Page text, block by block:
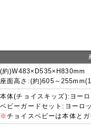
(約)W483×D535×H830mm
座面高さ:(約)605～
本体(チョイスキッズ):ヨー
ベビーガードセット:ヨーロ
※チョイスベビーは本体と